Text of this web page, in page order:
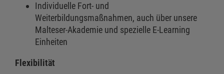
Individuelle Fort- und
Weiterbildungsmaßnahmen, auch über unsere
Malteser-Akademie und spezielle E-Learning
Einheiten
Flexibilität